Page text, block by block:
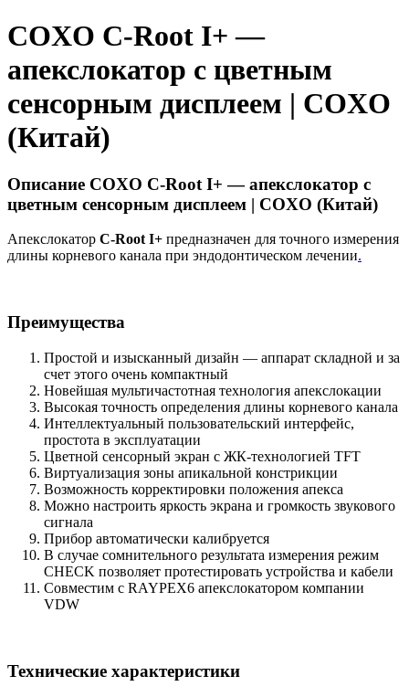
COXO C-Root I+ —
апекслокатор с цветным
сенсорным дисплеем | COXO
(Китай)
Описание COXO C-Root I+ — апекслокатор с
цветным сенсорным дисплеем | COXO (Китай)
Апекслокатор C-Root I+ предназначен для точного измерения
длины корневого канала при эндодонтическом лечении.
Преимущества
Простой и изысканный дизайн — аппарат складной и за
счет этого очень компактный
Новейшая мультичастотная технология апекслокации
Высокая точность определения длины корневого канала
Интеллектуальный пользовательский интерфейс,
простота в эксплуатации
Цветной сенсорный экран с ЖК-технологией TFT
Виртуализация зоны апикальной констрикции
Возможность корректировки положения апекса
Можно настроить яркость экрана и громкость звукового
сигнала
Прибор автоматически калибруется
В случае сомнительного результата измерения режим
CHECK позволяет протестировать устройства и кабели
Совместим с RAYPEX6 апекслокатором компании
VDW
Технические характеристики